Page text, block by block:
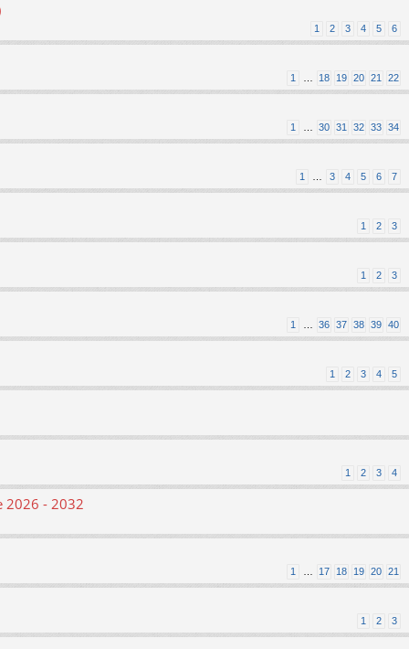
1 2 3 4 5 6
1 18 19 20 21 22
1 30 31 32 33 34
1 3 4 5 6 7
1 2 3
1 2 3
1 36 37 38 39 40
1 2 3 4 5
1 2 3 4
2026 - 2032
1 17 18 19 20 21
1 2 3